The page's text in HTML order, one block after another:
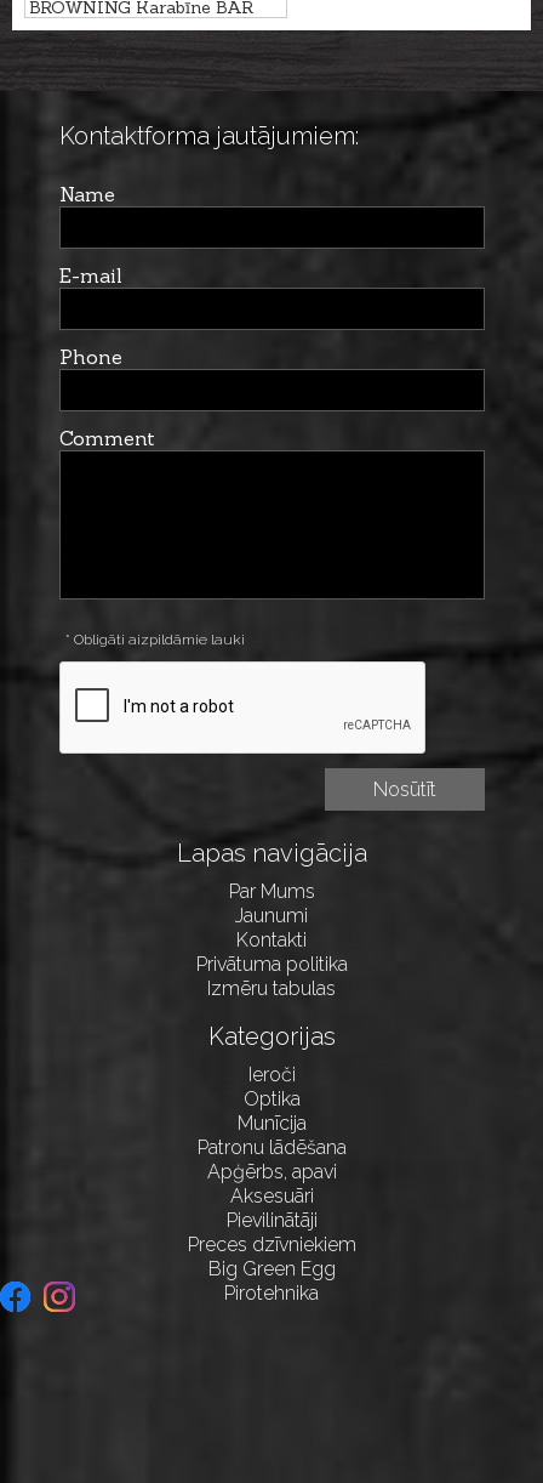
BROWNING Karabīne BAR
4X Platinum Pistol 3GR kal.
Kontaktforma jautājumiem:
Name
E-mail
Phone
Comment
* Obligāti aizpildāmie lauki
Lapas navigācija
Par Mums
Jaunumi
Kontakti
Privātuma politika
Izmēru tabulas
Kategorijas
Ieroči
Optika
Munīcija
Patronu lādēšana
Apģērbs, apavi
Aksesuāri
Pievilinātāji
Preces dzīvniekiem
Big Green Egg
Pirotehnika